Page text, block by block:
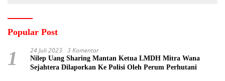
Popular Post
1 24 Juli 2023 3 Komentar
Nilep Uang Sharing Mantan Ketua LMDH Mitra Wana
Sejahtera Dilaporkan Ke Polisi Oleh Perum Perhutani